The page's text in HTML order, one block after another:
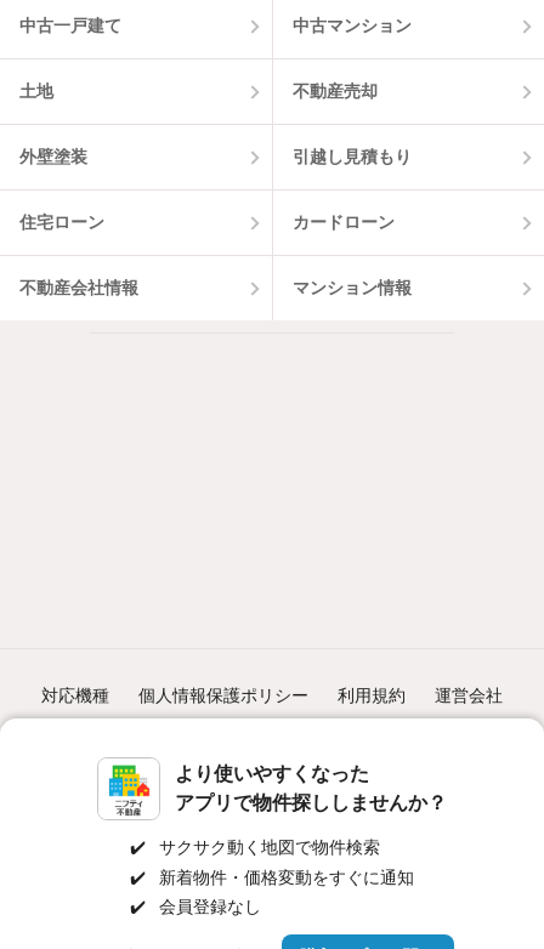
より使いやすくなった
アプリで物件探ししませんか？
✔️
サクサク動く地図で物件検索
✔️
新着物件・価格変動をすぐに通知
✔️
会員登録なし
中古一戸建て 中古マンション
土地 不動産売却
外壁塗装 引越し見積もり
住宅ローン カードローン
不動産会社情報 マンション情報
対応機種 個人情報保護ポリシー 利用規約 運営会社
©NIFTY Lifestyle Co., Ltd.